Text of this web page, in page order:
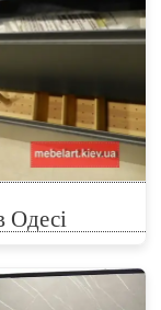
Одесі